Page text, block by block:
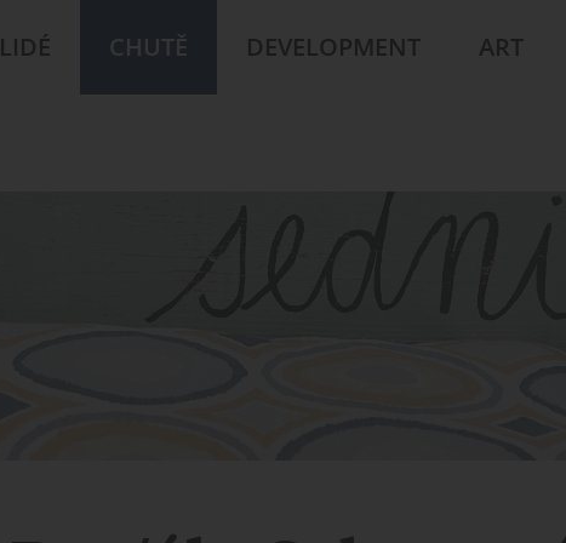
LIDÉ CHUTĚ DEVELOPMENT ART